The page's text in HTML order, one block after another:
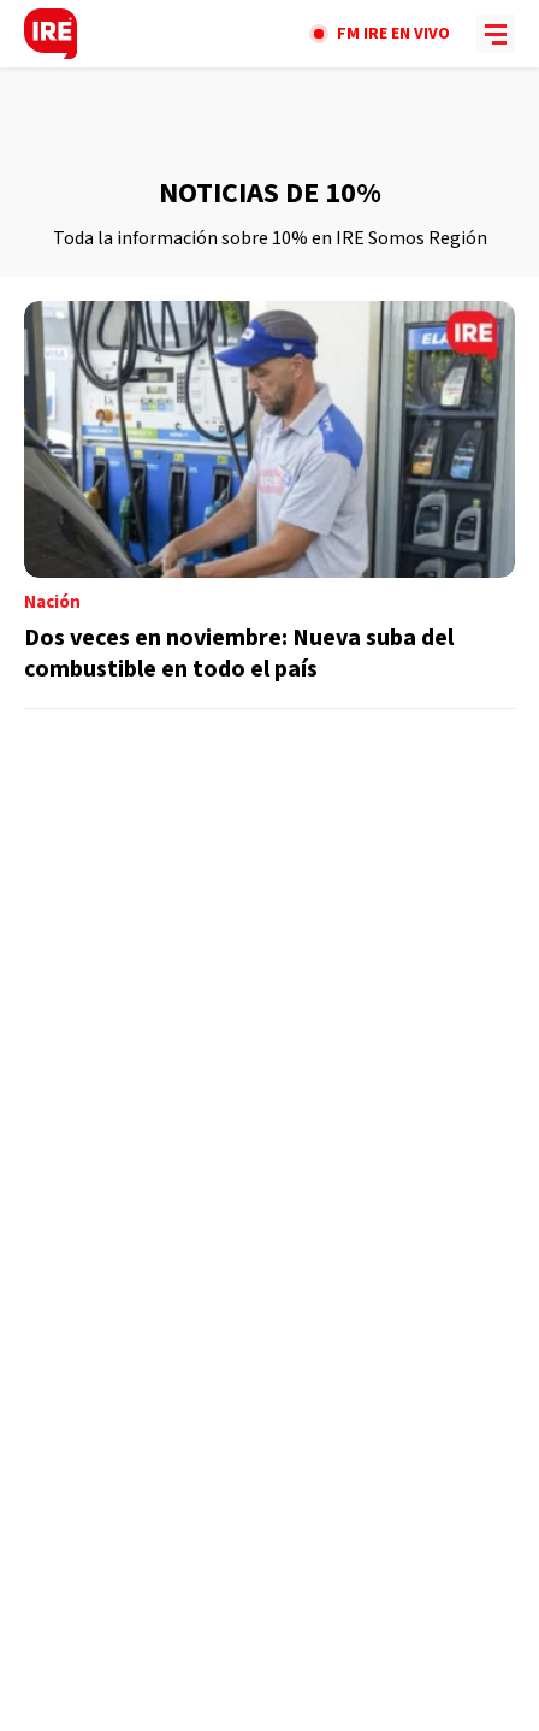
FM IRE EN VIVO
NOTICIAS DE 10%
Toda la información sobre 10% en IRE Somos Región
Nación
Dos veces en noviembre: Nueva suba del
combustible en todo el país